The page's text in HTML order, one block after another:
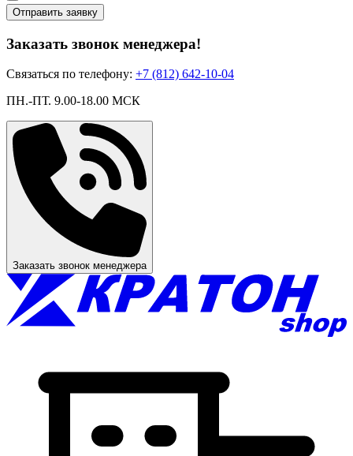
Отправить заявку
Заказать звонок менеджера!
Связаться по телефону: +7 (812) 642-10-04
ПН.-ПТ. 9.00-18.00 МСК
Заказать звонок менеджера